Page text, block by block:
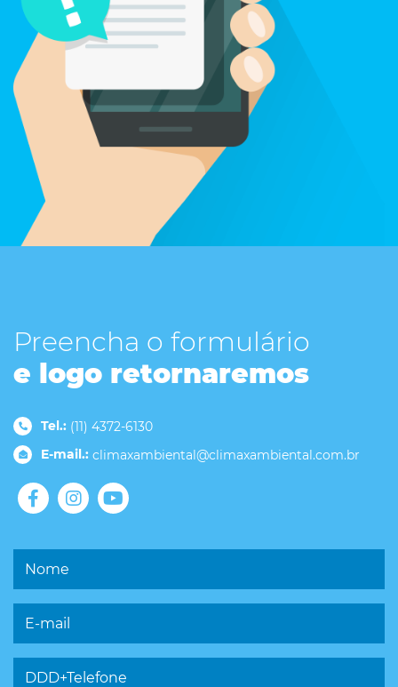
Preencha o formulário
e logo retornaremos
Tel.: (11) 4372-6130
E-mail.: climaxambiental@climaxambiental.com.br
Nome
E-mail
DDD+Telefone